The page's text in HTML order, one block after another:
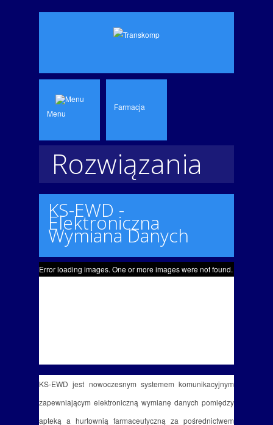
Menu
Farmacja
Rozwiązania
dla farmacji
KS-EWD -
Elektroniczna
Wymiana Danych
Error loading images. One or more images were not found.
KS-EWD jest nowoczesnym systemem komunikacyjnym
zapewniającym elektroniczną wymianę danych pomiędzy
apteką a hurtownią farmaceutyczną za pośrednictwem